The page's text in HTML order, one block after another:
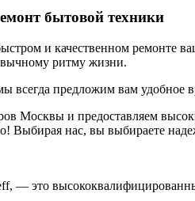
бытовой техники
и качественном ремонте
ритму жизни.
всегда предложим вам
Москвы и предоставляем
Выбирая нас, вы выбираете
— это